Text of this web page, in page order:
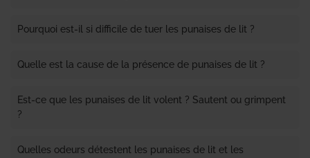
Pourquoi est-il si difficile de tuer les punaises de lit ?
Quelle est la cause de la présence de punaises de lit ?
Est-ce que les punaises de lit volent ? Sautent ou grimpent
?
Quelles odeurs détestent les punaises de lit et les